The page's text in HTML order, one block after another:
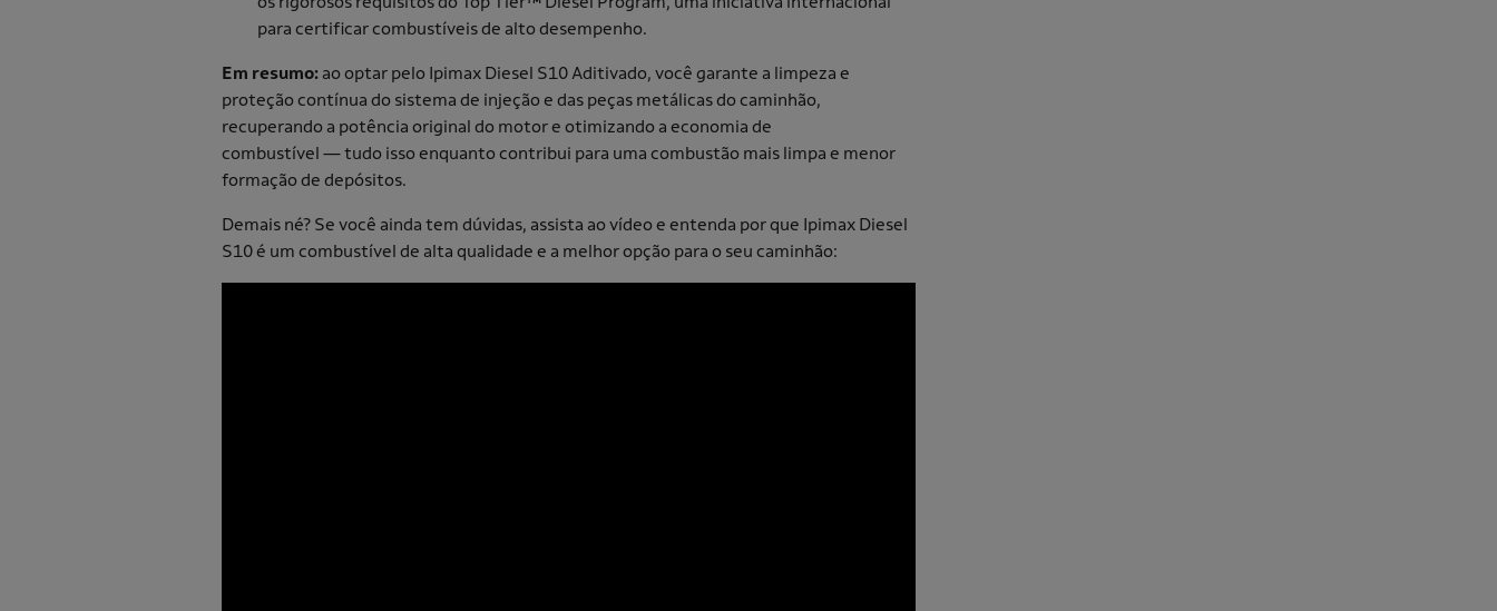
para certificar combustíveis de alto desempenho.
Em resumo: ao optar pelo Ipimax Diesel S10 Aditivado, você garante a limpeza e
proteção contínua do sistema de injeção e das peças metálicas do caminhão,
recuperando a potência original do motor e otimizando a economia de
combustível — tudo isso enquanto contribui para uma combustão mais limpa e menor
formação de depósitos.
Demais né? Se você ainda tem dúvidas, assista ao vídeo e entenda por que Ipimax Diesel
S10 é um combustível de alta qualidade e a melhor opção para o seu caminhão: